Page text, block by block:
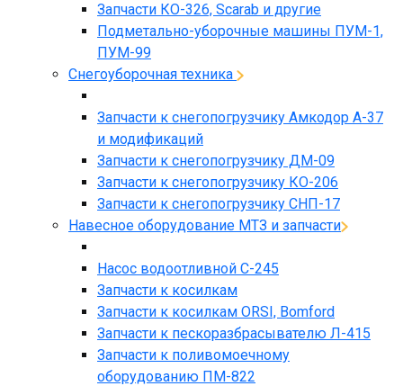
Запчасти КО-326, Scarab и другие
Подметально-уборочные машины ПУМ-1,
ПУМ-99
Снегоуборочная техника
Запчасти к снегопогрузчику Амкодор А-37
и модификаций
Запчасти к снегопогрузчику ДМ-09
Запчасти к снегопогрузчику КО-206
Запчасти к снегопогрузчику СНП-17
Навесное оборудование МТЗ и запчасти
Насос водоотливной С-245
Запчасти к косилкам
Запчасти к косилкам ORSI, Bomford
Запчасти к пескоразбрасывателю Л-415
Запчасти к поливомоечному
оборудованию ПМ-822